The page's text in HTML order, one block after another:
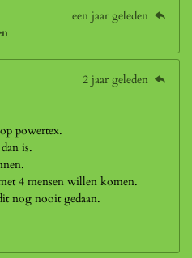
een jaar geleden
2 jaar geleden
powertex.
is.
4 mensen willen komen.
nog nooit gedaan.